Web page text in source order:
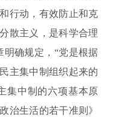
行动，有效防止和克
散主义，是科学合理
明确规定，“党是根据
主集中制组织起来的
集中制的六项基本原
治生活的若干准则》